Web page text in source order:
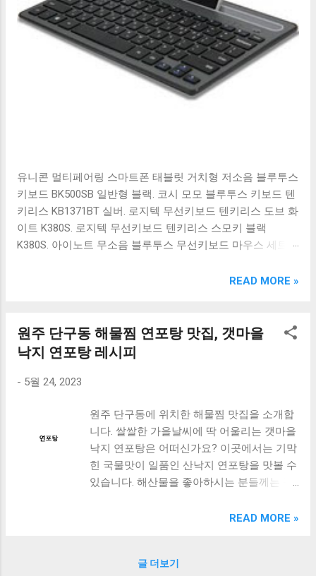
유니콘 멀티페어링 스마트폰 태블릿 거치형 저소음 블루투스
키보드 BK500SB 일반형 블랙. 코시 모모 블루투스 키보드 텐
키리스 KB1371BT 실버. 로지텍 무선키보드 텐키리스 도브 화
이트 K380S. 로지텍 무선키보드 텐키리스 스모키 블랙
K380S. 아이노트 무소음 블루투스 무선키보드 마우스 세트
OABTKBDA 퓨어 화이트. 코시 베이직 블루투스 키보드
랙. 큐센 멤브레인 무선 키보드 블랙 K1000 일반형 블루투스
키보드 구매를 고려하실 때, 추가 할인 혜택을 놓치지 마세요.
다양한 할인 혜택과 빠른배송 혜택을 놓치지 않도록 먼저 확
인해보세요. 추가할인 확인하기 상품 하나를 사더라도 종류
루투스키보드 같은 상품을 고를 때는 더 고민이 많을 수 밖에
없습니다. 다양한 상품들을 상세스펙 과 가격 을 꼼꼼히 비교
해서 구매하실 수 있도록 순위 추천 해드릴게요. 특가상품 보
러가기 추천상품 Best 유니콘 멀티페어링 스마트폰 태블릿
거치형 저소음 블루투스 키보드, BK-500SB, 일반형, 블랙 유
READ MORE »
원주 단구동 해물찜 연포탕 맛집, 갯마을
낙지 연포탕 레시피
- 5월 24, 2023
원주 단구동에 위치한 해물찜 맛집을 소개합
니다. 쌀쌀한 가을날씨에 딱 어울리는 갯마을
낙지 연포탕은 어떠신가요? 이곳에서는 기막
힌 국물맛이 일품인 산낙지 연포탕을 맛볼 수
있습니다. 해산물을 좋아하시는 분들께는 꼭
연포탕의 레시피를 알아보겠습니다. 집에서
Contents ] 원주 단구동 해물찜 맛집 추천 쌀
READ MORE »
글 더보기